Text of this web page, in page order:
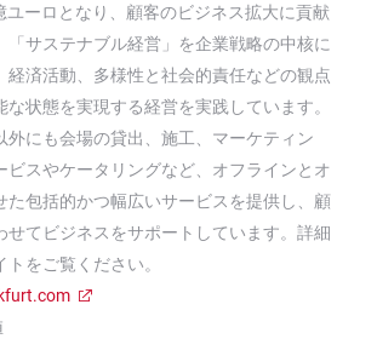
ユーロとなり、顧客のビジネス拡大に貢献
「サステナブル経営」を企業戦略の中核に
経済活動、多様性と社会的責任などの観点
な状態を実現する経営を実践しています。
外にも会場の貸出、施工、マーケティン
ビスやケータリングなど、オフラインとオ
た包括的かつ幅広いサービスを提供し、顧
せてビジネスをサポートしています。詳細
をご覧ください。